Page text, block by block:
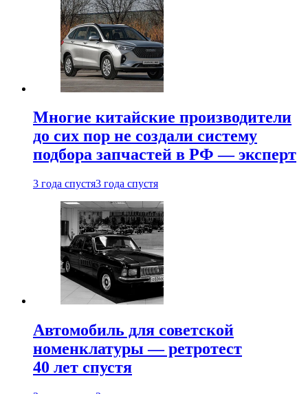
Многие китайские производители
до сих пор не создали систему
подбора запчастей в РФ — эксперт
3 года спустя3 года спустя
Автомобиль для советской
номенклатуры — ретротест
40 лет спустя